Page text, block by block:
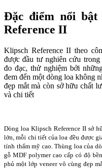
Đặc điểm nổi bật
Reference II
Klipsch Reference II theo
được đầu tư nghiên cứu
đo đạc, thử nghiệm bởi
đem đến một dòng loa không
đẹp mắt mà còn sở hữu chất
và chi tiết
Dòng loa Klipsch Reference II sở
lớn, mỗi chi tiết của loa đều được
tính thẩm mỹ cao. Thùng loa của
gỗ MDF polymer cao cấp có độ
phủ một lớp veneer vô cùng đẹp